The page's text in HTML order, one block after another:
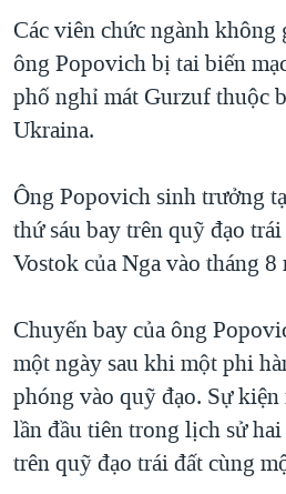
tới
"Tìm"
VẠCH TRẦN TIN GIẢ
NGƯỜI VIỆT HẢI NGOẠI
ĐỜI SỐNG
KHOA HỌC
SỨC KHOẺ
VĂN HOÁ
GIÁO DỤC
CHIẾN TRANH THƯƠNG MẠI
HÀNH TRÌNH BẦU CỬ 2024
MỘT NĂM CHIẾN TRANH TẠI DẢI
NGÀY TỊ NẠN THẾ GIỚI
TRỊNH VĨNH BÌNH - NGƯỜI HẠ
CHI PHÍ CHIẾN TRANH
CÁC GIÁ TRỊ CỘNG HÒA Ở VIỆT
THƯỢNG ĐỈNH TRUMP-KIM TẠI
TRỊNH VĨNH BÌNH VS. CHÍNH
HỌC TIẾNG ANH
VIDEO
NGHE
Ngôn ngữ khác
Các viên chức ngành
ông Popovich bị tai biến
phố nghỉ mát Gurzuf thuộc
Ukraina.
Ông Popovich sinh trưởng
thứ sáu bay trên quỹ đạo
Vostok của Nga vào tháng 8
Chuyến bay của ông
một ngày sau khi một phi
phóng vào quỹ đạo. Sự
lần đầu tiên trong lịch sử
trên quỹ đạo trái đất cùng